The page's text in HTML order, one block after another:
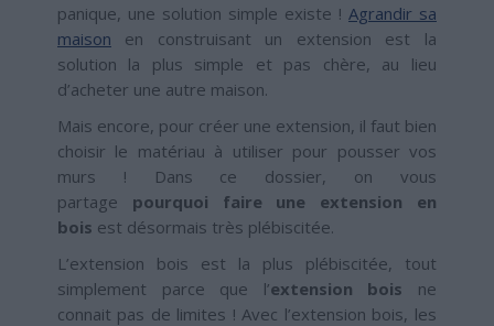
panique, une solution simple existe ! Agrandir sa
maison en construisant un extension est la
solution la plus simple et pas chère, au lieu
d’acheter une autre maison.
Mais encore, pour créer une extension, il faut bien
choisir le matériau à utiliser pour pousser vos
murs ! Dans ce dossier, on vous
partage pourquoi faire une extension en
bois est désormais très plébiscitée.
L’extension bois est la plus plébiscitée, tout
simplement parce que l’extension bois ne
connait pas de limites ! Avec l’extension bois, les